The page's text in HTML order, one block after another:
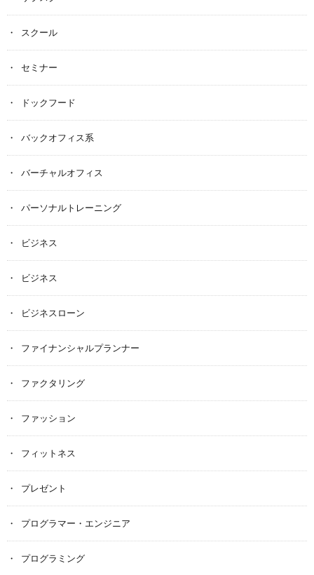
スクール
セミナー
ドックフード
バックオフィス系
バーチャルオフィス
パーソナルトレーニング
ビジネス
ビジネス
ビジネスローン
ファイナンシャルプランナー
ファクタリング
ファッション
フィットネス
プレゼント
プログラマー・エンジニア
プログラミング